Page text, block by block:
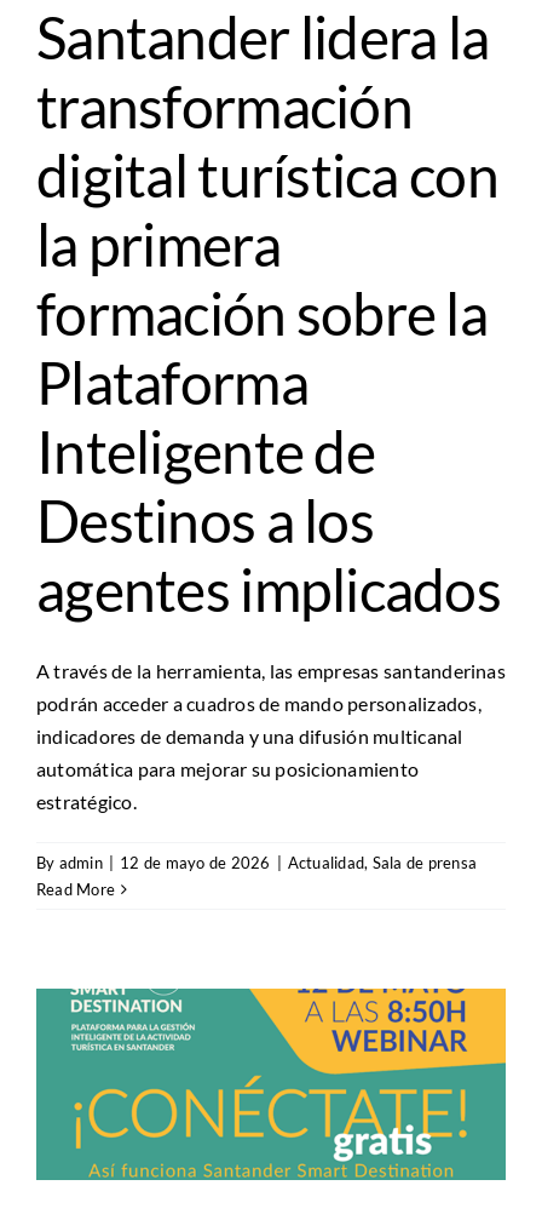
Santander lidera la
transformación
digital turística con
la primera
formación sobre la
Plataforma
Inteligente de
Destinos a los
agentes implicados
A través de la herramienta, las empresas santanderinas
podrán acceder a cuadros de mando personalizados,
indicadores de demanda y una difusión multicanal
automática para mejorar su posicionamiento
estratégico.
By admin 12 de mayo de 2026 Actualidad, Sala de prensa
Read More